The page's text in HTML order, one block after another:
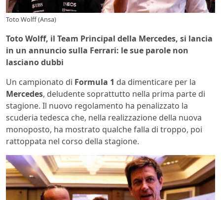
Toto Wolff (Ansa)
Toto Wolff, il Team Principal della Mercedes, si lancia
in un annuncio sulla Ferrari: le sue parole non
lasciano dubbi
Un campionato di Formula 1 da dimenticare per la
Mercedes, deludente soprattutto nella prima parte di
stagione. Il nuovo regolamento ha penalizzato la
scuderia tedesca che, nella realizzazione della nuova
monoposto, ha mostrato qualche falla di troppo, poi
rattoppata nel corso della stagione.